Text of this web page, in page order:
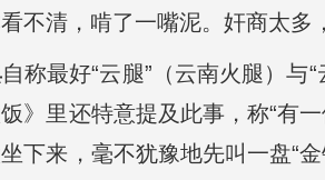
不清，啃了一嘴泥。奸商太多
自称最好“云腿”（云南火腿）与
》里还特意提及此事，称“有
下来，毫不犹豫地先叫一盘“